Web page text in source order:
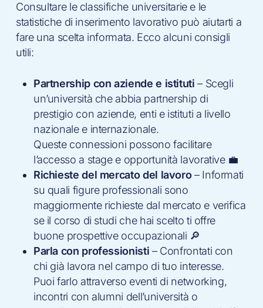
Consultare le classifiche universitarie e le
statistiche di inserimento lavorativo può aiutarti a
fare una scelta informata. Ecco alcuni consigli
utili:
Partnership con aziende e istituti – Scegli
un’università che abbia partnership di
prestigio con aziende, enti e istituti a livello
nazionale e internazionale.
Queste connessioni possono facilitare
l’accesso a stage e opportunità lavorative 💼
Richieste del mercato del lavoro– Informati
su quali figure professionali sono
maggiormente richieste dal mercato e verifica
se il corso di studi che hai scelto ti offre
buone prospettive occupazionali 🔎
Parla con professionisti – Confrontati con
chi già lavora nel campo di tuo interesse.
Puoi farlo attraverso eventi di networking,
incontri con alumni dell’università o